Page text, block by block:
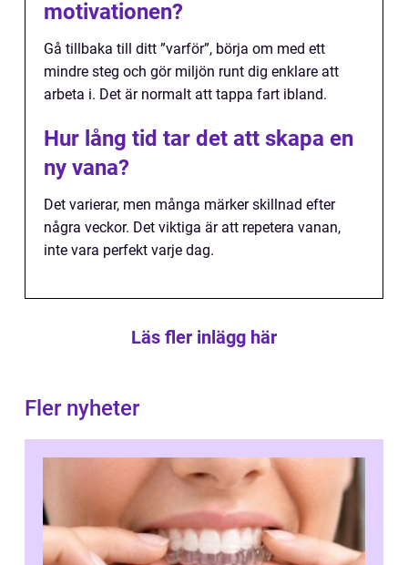
motivationen?
Gå tillbaka till ditt ”varför”, börja om med ett
mindre steg och gör miljön runt dig enklare att
arbeta i. Det är normalt att tappa fart ibland.
Hur lång tid tar det att skapa en
ny vana?
Det varierar, men många märker skillnad efter
några veckor. Det viktiga är att repetera vanan,
inte vara perfekt varje dag.
Läs fler inlägg här
Fler nyheter